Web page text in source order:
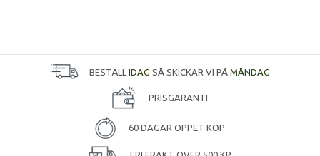
BESTÄLL IDAG SÅ SKICKAR VI PÅ MÅNDAG
PRISGARANTI
60 DAGAR ÖPPET KÖP